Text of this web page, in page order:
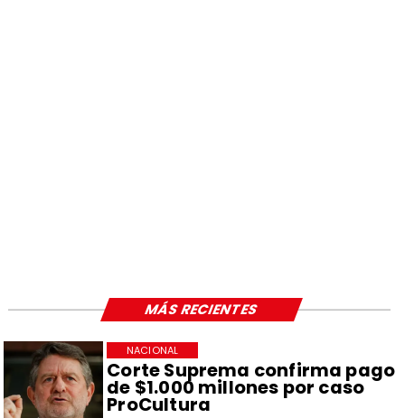
Corte Suprema confirma pago
de $1.000 millones por caso
ProCultura
NACIONAL
MÁS RECIENTES